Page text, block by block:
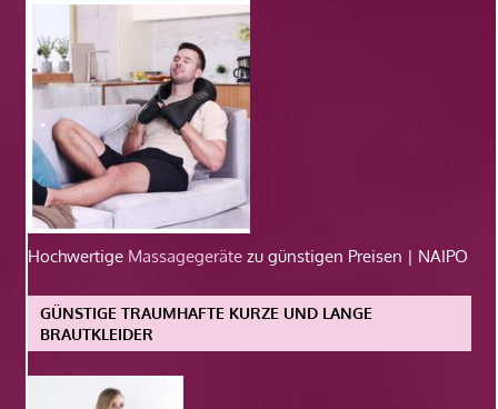
Hochwertige Massagegeräte zu günstigen Preisen | NAIPO
GÜNSTIGE TRAUMHAFTE KURZE UND LANGE
BRAUTKLEIDER